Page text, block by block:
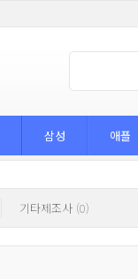
삼성 애플
기타제조사 (0)